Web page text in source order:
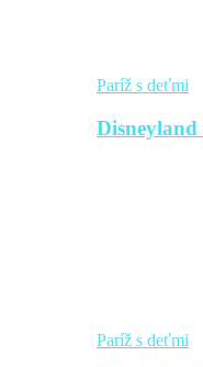
Paríž s deťmi
Paríž s deťmi